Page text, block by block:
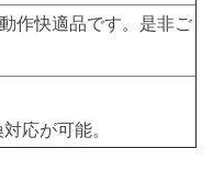
作快適品です。是非ご
応が可能。